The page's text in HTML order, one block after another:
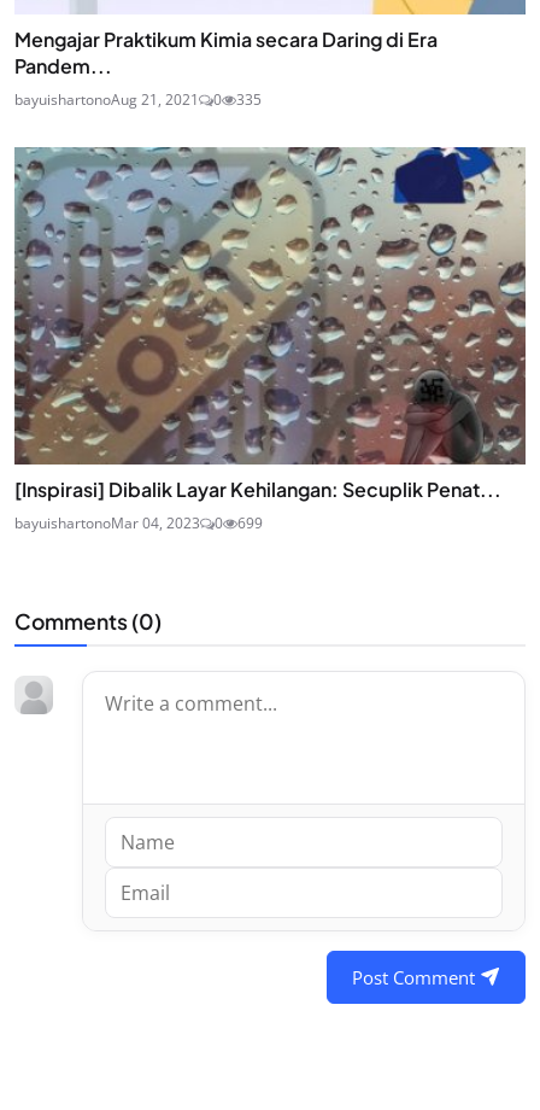
Mengajar Praktikum Kimia secara Daring di Era
Pandem...
bayuishartonoAug 21, 2021 0 335
[Inspirasi] Dibalik Layar Kehilangan: Secuplik Penat...
bayuishartonoMar 04, 2023 0 699
Comments (0)
Post Comment